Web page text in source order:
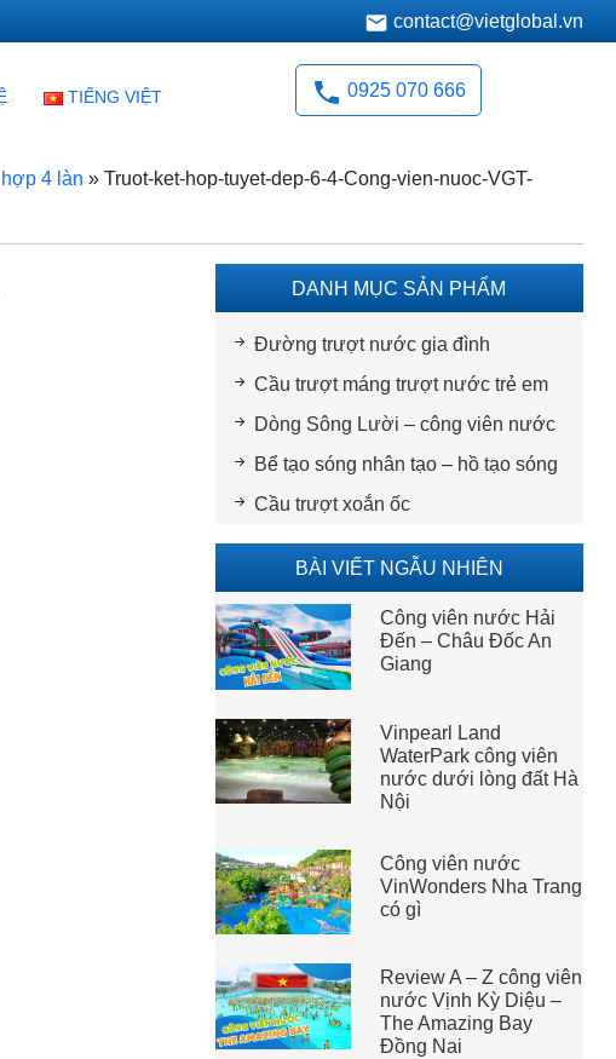
contact@vietglobal.vn
TIẾNG VIỆT 0925 070 666
4 làn » Truot-ket-hop-tuyet-dep-6-4-Cong-vien-nuoc-VGT-
DANH MỤC SẢN PHẨM
Đường trượt nước gia đình
Cầu trượt máng trượt nước trẻ em
Dòng Sông Lười – công viên nước
Bể tạo sóng nhân tạo – hồ tạo sóng
Cầu trượt xoắn ốc
BÀI VIẾT NGẪU NHIÊN
Công viên nước Hải
Đến – Châu Đốc An
Giang
Vinpearl Land
WaterPark công viên
nước dưới lòng đất Hà
Nội
Công viên nước
VinWonders Nha Trang
có gì
Review A – Z công viên
nước Vịnh Kỳ Diệu –
The Amazing Bay
Đồng Nai